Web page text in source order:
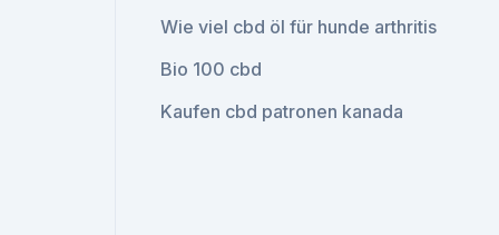
Wie viel cbd öl für hunde arthritis
Bio 100 cbd
Kaufen cbd patronen kanada